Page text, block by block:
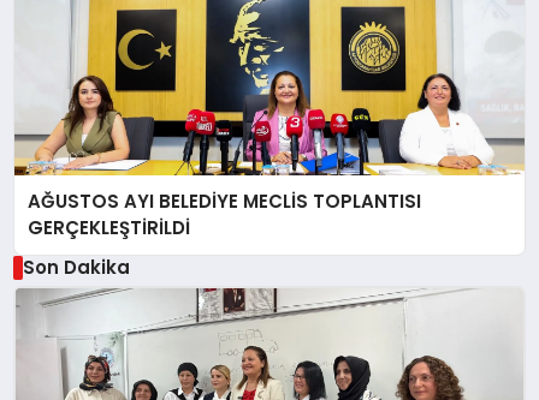
AĞUSTOS AYI BELEDİYE MECLİS TOPLANTISI
GERÇEKLEŞTİRİLDİ
Son Dakika